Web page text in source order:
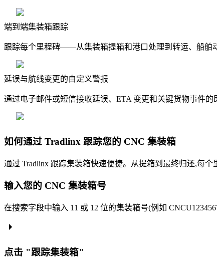
端到端集装箱跟踪
跟踪每个里程碑——从集装箱提箱和港口处理到转运、船舶
延误与航线变更的自定义警报
通过电子邮件或短信接收延误、ETA 变更和关键货物事件
如何通过 Tradlinx 跟踪您的 CNC 集装箱
通过 Tradlinx 跟踪集装箱快速便捷。从提箱到最终归还,每
输入您的 CNC 集装箱号
在搜索字段中输入 11 或 12 位的集装箱号(例如
点击 "跟踪集装箱"